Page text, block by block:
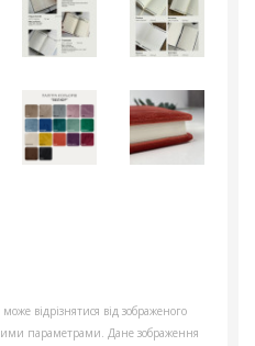
відрізнятися від зображеного
параметрами. Дане зображення